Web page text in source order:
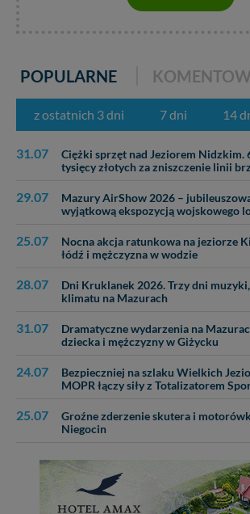
POPULARNE
z ostatnich 3 dni 7 dni 14
31.07
Ciężki sprzęt nad Jeziorem Nidzkim.
tysięcy złotych za zniszczenie linii
29.07
Mazury AirShow 2026 –
wyjątkową ekspozycją wojskowego
25.07
Nocna akcja ratunkowa na jeziorze
łódź i mężczyzna w wodzie
28.07
Dni Kruklanek 2026. Trzy dni
klimatu na Mazurach
31.07
Dramatyczne wydarzenia na
dziecka i mężczyzny w Giżycku
24.07
Bezpieczniej na szlaku Wielkich
MOPR łączy siły z Totalizatorem
25.07
Groźne zderzenie skutera i
Niegocin